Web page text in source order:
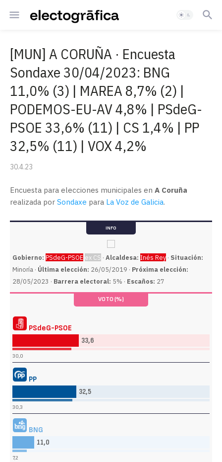
[MUN] A CORUÑA · Encuesta
Sondaxe 30/04/2023: BNG
11,0% (3) | MAREA 8,7% (2) |
PODEMOS-EU-AV 4,8% | PSdeG-
PSOE 33,6% (11) | CS 1,4% | PP
32,5% (11) | VOX 4,2%
30.4.23
Encuesta para elecciones municipales en A Coruña
realizada por Sondaxe para La Voz de Galicia.
INFO
Gobierno: PSdeG-PSOE ex CS · Alcaldesa: Inés Rey · Situación:
Minoría · Última elección: 26/05/2019 · Próxima elección:
28/05/2023 · Barrera electoral: 5% · Escaños: 27
VOTO (%)
PSdeG-PSOE
33,6
30,0
PP
32,5
30,3
BNG
11,0
7,2